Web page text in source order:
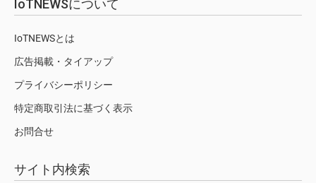
IoTNEWSについて
IoTNEWSとは
広告掲載・タイアップ
プライバシーポリシー
特定商取引法に基づく表示
お問合せ
サイト内検索